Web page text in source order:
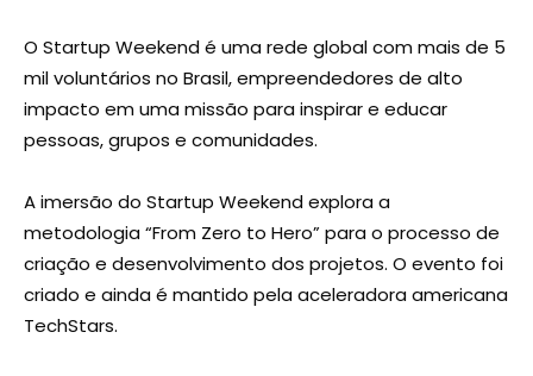
O Startup Weekend é uma rede global com mais de 5
mil voluntários no Brasil, empreendedores de alto
impacto em uma missão para inspirar e educar
pessoas, grupos e comunidades.
A imersão do Startup Weekend explora a
metodologia “From Zero to Hero” para o processo de
criação e desenvolvimento dos projetos. O evento foi
criado e ainda é mantido pela aceleradora americana
TechStars.